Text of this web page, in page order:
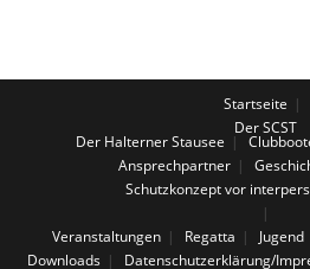
Startseite
Der SCST
Der Halterner Stausee
Ansprechpartner
Schutzkonzept vor
Veranstaltungen Regatta Jugend
Downloads
Datenschutzerklärung/